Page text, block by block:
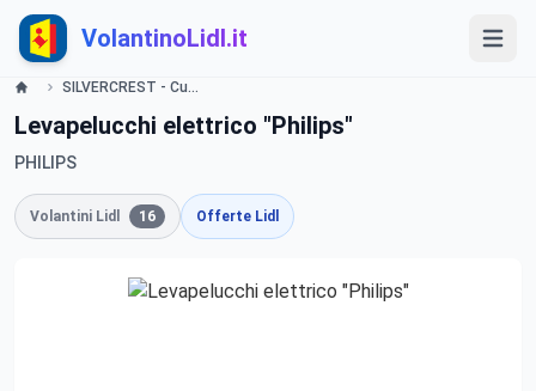
VolantinoLidl.it
SILVERCREST - Cucina e Casalinghi Lidl
Levapelucchi elettrico "Philips"
PHILIPS
Volantini Lidl 16 Offerte Lidl